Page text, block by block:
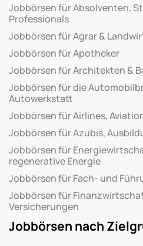
Jobbörsen für Absolventen,
Professionals
Jobbörsen für Agrar &
Jobbörsen für Apotheker
Jobbörsen für Architekten &
Jobbörsen für die
Autowerkstatt
Jobbörsen für Airlines,
Jobbörsen für Azubis,
Jobbörsen für
regenerative Energie
Jobbörsen für Fach- und
Jobbörsen für
Versicherungen
Jobbörsen nach